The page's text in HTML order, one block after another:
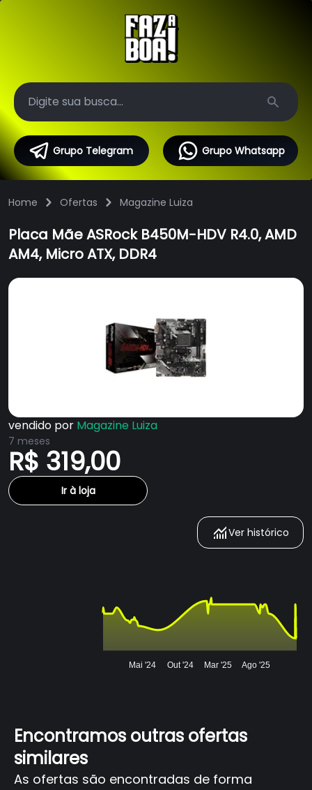
Search
Grupo Telegram Grupo Whatsapp
Home Ofertas Magazine Luiza
Placa Mãe ASRock B450M-HDV R4.0, AMD
AM4, Micro ATX, DDR4
vendido por Magazine Luiza
7 meses
R$ 319,00
Ir à loja
Ver histórico
Mai '24 Out '24 Mar '25 Ago '25
Encontramos outras ofertas
similares
As ofertas são encontradas de forma